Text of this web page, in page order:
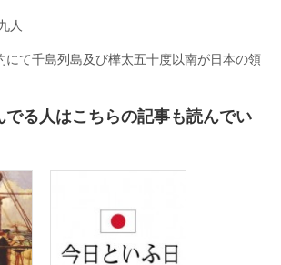
人
にて千島列島及び樺太五十度以南が日本の領
でる人はこちらの記事も読んでい